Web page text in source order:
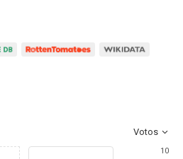
Votos
10